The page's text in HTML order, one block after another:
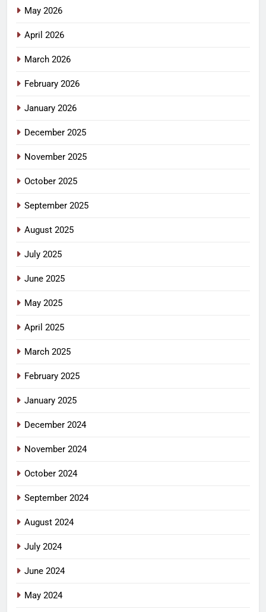
May 2026
April 2026
March 2026
February 2026
January 2026
December 2025
November 2025
October 2025
September 2025
August 2025
July 2025
June 2025
May 2025
April 2025
March 2025
February 2025
January 2025
December 2024
November 2024
October 2024
September 2024
August 2024
July 2024
June 2024
May 2024